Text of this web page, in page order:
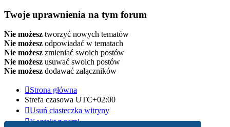
Twoje uprawnienia na tym forum
Nie możesz tworzyć nowych tematów
Nie możesz odpowiadać w tematach
Nie możesz zmieniać swoich postów
Nie możesz usuwać swoich postów
Nie możesz dodawać załączników
Strona główna
Strefa czasowa UTC+02:00
Usuń ciasteczka witryny
Kontakt z nami